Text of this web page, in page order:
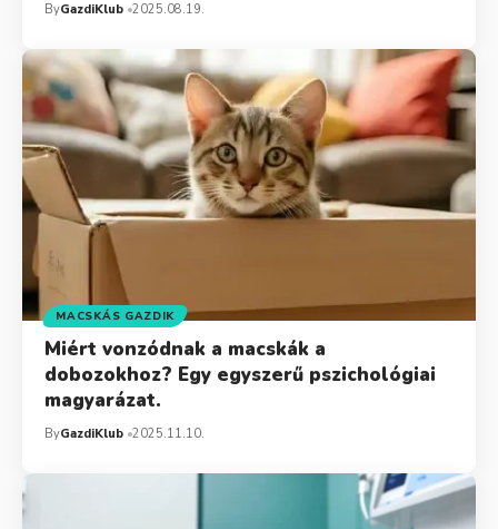
ByGazdiKlub 2025.08.19.
MACSKÁS GAZDIK
Miért vonzódnak a macskák a
dobozokhoz? Egy egyszerű pszichológiai
magyarázat.
ByGazdiKlub 2025.11.10.